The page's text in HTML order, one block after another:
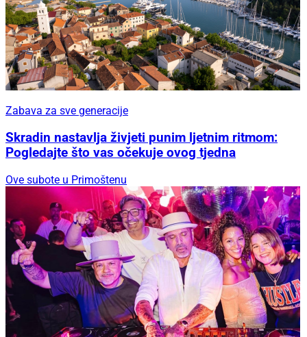
Zabava za sve generacije
Skradin nastavlja živjeti punim ljetnim ritmom:
Pogledajte što vas očekuje ovog tjedna
Ove subote u Primoštenu